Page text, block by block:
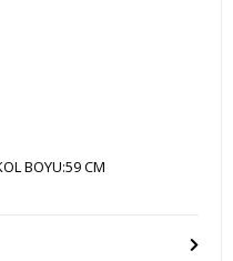
BOYU:59 CM